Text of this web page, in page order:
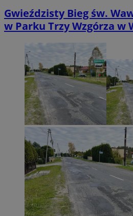
Gwieździsty Bieg św.
w Parku Trzy Wzgórza w